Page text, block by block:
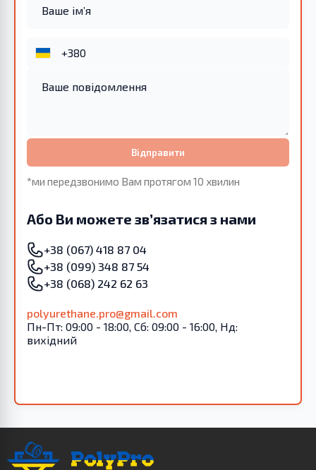
Відправити
*ми передзвонимо Вам протягом 10 хвилин
Або Ви можете зв’язатися з нами
+38 (067) 418 87 04
+38 (099) 348 87 54
+38 (068) 242 62 63
polyurethane.pro@gmail.com
Пн-Пт: 09:00 - 18:00, Сб: 09:00 - 16:00, Нд:
вихідний